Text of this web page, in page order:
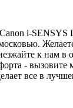
i-SENSYS
к нам в
- вызовите
все в